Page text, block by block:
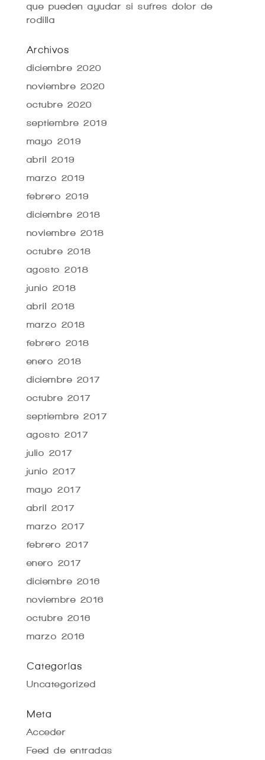
que pueden ayudar si sufres dolor de
rodilla
Archivos
diciembre 2020
noviembre 2020
octubre 2020
septiembre 2019
mayo 2019
abril 2019
marzo 2019
febrero 2019
diciembre 2018
noviembre 2018
octubre 2018
agosto 2018
junio 2018
abril 2018
marzo 2018
febrero 2018
enero 2018
diciembre 2017
octubre 2017
septiembre 2017
agosto 2017
julio 2017
junio 2017
mayo 2017
abril 2017
marzo 2017
febrero 2017
enero 2017
diciembre 2016
noviembre 2016
octubre 2016
marzo 2016
Categorías
Uncategorized
Meta
Acceder
Feed de entradas